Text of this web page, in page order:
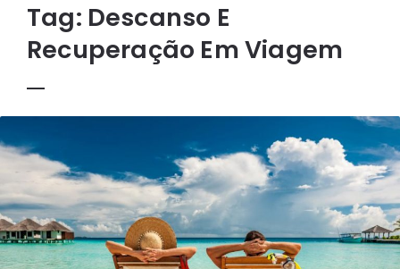
Tag: Descanso E
Recuperação Em Viagem